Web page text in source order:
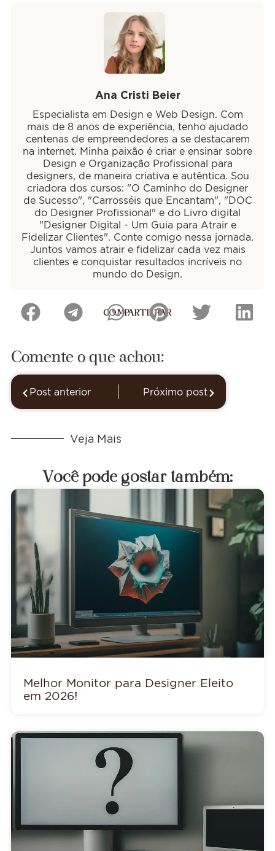
Ana Cristi Beier
Especialista em Design e Web Design. Com
mais de 8 anos de experiência, tenho ajudado
centenas de empreendedores a se destacarem
na internet. Minha paixão é criar e ensinar sobre
Design e Organização Profissional para
designers, de maneira criativa e autêntica. Sou
criadora dos cursos: "O Caminho do Designer
de Sucesso", "Carrosséis que Encantam", "DOC
do Designer Profissional" e do Livro digital
"Designer Digital - Um Guia para Atrair e
Fidelizar Clientes". Conte comigo nessa jornada.
Juntos vamos atrair e fidelizar cada vez mais
clientes e conquistar resultados incríveis no
mundo do Design.
COMPARTILHAR
Comente o que achou:
Post anterior Próximo post
Veja Mais
Você pode gostar também:
Melhor Monitor para Designer Eleito
em 2026!